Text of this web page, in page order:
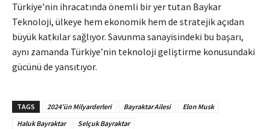
Türkiye’nin ihracatında önemli bir yer tutan Baykar
Teknoloji, ülkeye hem ekonomik hem de stratejik açıdan
büyük katkılar sağlıyor. Savunma sanayisindeki bu başarı,
aynı zamanda Türkiye’nin teknoloji geliştirme konusundaki
gücünü de yansıtıyor.
TAGS 2024’ün Milyarderleri Bayraktar Ailesi
Elon Musk
Haluk Bayraktar
Selçuk Bayraktar